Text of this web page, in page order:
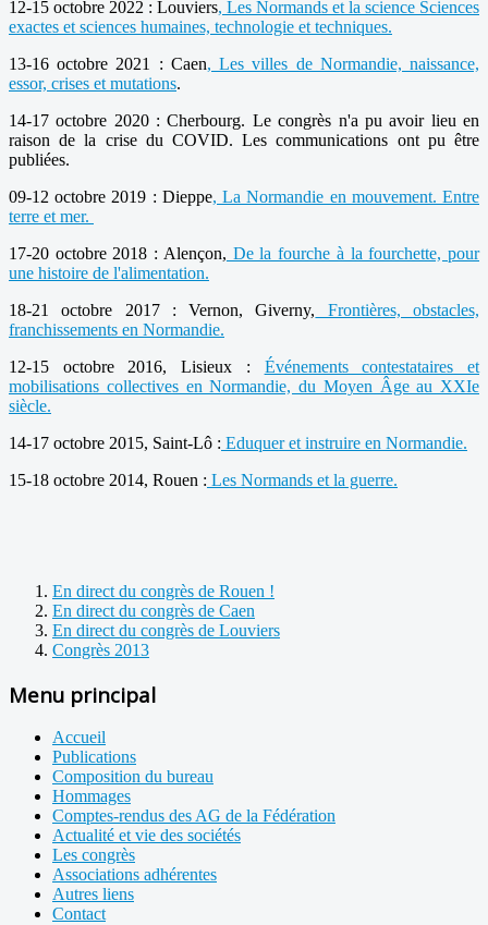
12-15 octobre 2022 : Louviers, Les Normands et la science Sciences
exactes et sciences humaines, technologie et techniques.
13-16 octobre 2021 : Caen, Les villes de Normandie, naissance,
essor, crises et mutations.
14-17 octobre 2020 : Cherbourg. Le congrès n'a pu avoir lieu en
raison de la crise du COVID. Les communications ont pu être
publiées.
09-12 octobre 2019 : Dieppe, La Normandie en mouvement. Entre
terre et mer.
17-20 octobre 2018 : Alençon, De la fourche à la fourchette, pour
une histoire de l'alimentation.
18-21 octobre 2017 : Vernon, Giverny, Frontières, obstacles,
franchissements en Normandie.
12-15 octobre 2016, Lisieux : Événements contestataires et
mobilisations collectives en Normandie, du Moyen Âge au XXIe
siècle.
14-17 octobre 2015, Saint-Lô : Eduquer et instruire en Normandie.
15-18 octobre 2014, Rouen : Les Normands et la guerre.
En direct du congrès de Rouen !
En direct du congrès de Caen
En direct du congrès de Louviers
Congrès 2013
Menu principal
Accueil
Publications
Composition du bureau
Hommages
Comptes-rendus des AG de la Fédération
Actualité et vie des sociétés
Les congrès
Associations adhérentes
Autres liens
Contact